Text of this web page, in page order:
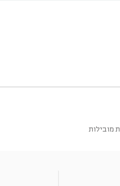
מובילות